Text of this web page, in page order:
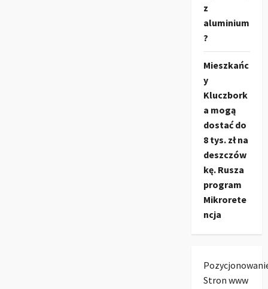
z
aluminium
?
Mieszkańc
y
Kluczbork
a mogą
dostać do
8 tys. zł na
deszczów
kę. Rusza
program
Mikrorete
ncja
Stron www